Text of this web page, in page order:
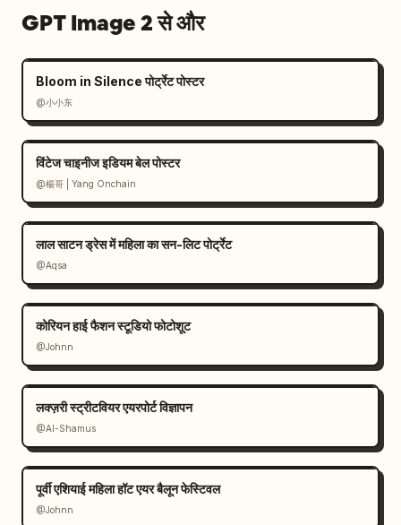
GPT Image 2 से और
Bloom in Silence पोर्ट्रेट पोस्टर
@小小东
विंटेज चाइनीज इडियम बेल पोस्टर
@楊哥 | Yang Onchain
लाल साटन ड्रेस में महिला का सन-लिट पोर्ट्रेट
@Aqsa
कोरियन हाई फैशन स्टूडियो फोटोशूट
@Johnn
लक्ज़री स्ट्रीटवियर एयरपोर्ट विज्ञापन
@Al-Shamus
पूर्वी एशियाई महिला हॉट एयर बैलून फेस्टिवल
@Johnn